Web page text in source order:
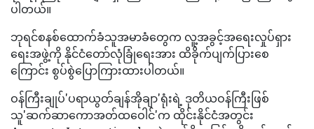
ပါတယ်။
ဘုရင်စနစ်ထောက်ခံသူအမာခံတွေက လူ့အခွင့်အရေးလှုပ်ရှား
ရေးအဖွဲ့ကို နိုင်ငံတော်လုံခြုံရေးအား ထိခိုက်ပျက်ပြားစေ
ကြောင်း စွပ်စွဲပြောကြားထားပါတယ်။
ဝန်ကြီးချုပ်'ပရာယွတ်ချန်အိုချာ'ရုံးရဲ့ ဒုတိယဝန်ကြီးဖြစ်
သူ'ဆက်ဆာကောအတ်ထဝေါင်'က ထိုင်းနိုင်ငံအတွင်း